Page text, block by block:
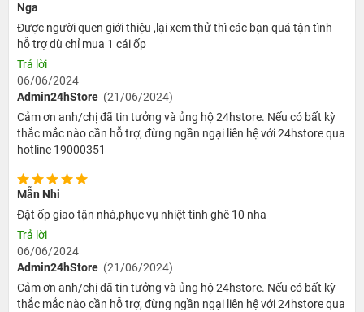
Nga
Được người quen giới thiệu ,lại xem thử thì các bạn quá tận tình
hỗ trợ dù chỉ mua 1 cái ốp
Trả lời
06/06/2024
Admin24hStore (21/06/2024)
Cảm ơn anh/chị đã tin tưởng và ủng hộ 24hstore. Nếu có bất kỳ
thắc mắc nào cần hỗ trợ, đừng ngần ngại liên hệ với 24hstore qua
hotline 19000351
Mẫn Nhi
Đặt ốp giao tận nhà,phục vụ nhiệt tình ghê 10 nha
Trả lời
06/06/2024
Admin24hStore (21/06/2024)
Cảm ơn anh/chị đã tin tưởng và ủng hộ 24hstore. Nếu có bất kỳ
thắc mắc nào cần hỗ trợ, đừng ngần ngại liên hệ với 24hstore qua